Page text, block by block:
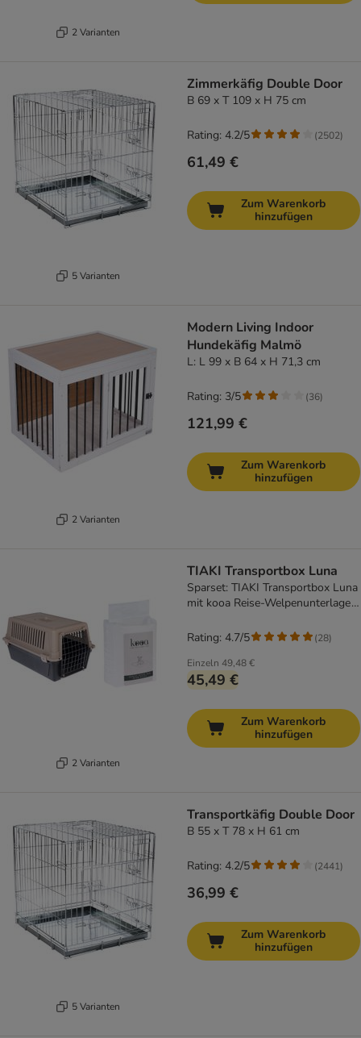
2 Varianten
5 Varianten
Zimmerkäfig Double Door
B 69 x T 109 x H 75 cm
61,49 €
Rating: 4.2/5 (2502)
Zum Warenkorb
hinzufügen
2 Varianten
Modern Living Indoor
Hundekäfig Malmö
L: L 99 x B 64 x H 71,3 cm
121,99 €
Rating: 3/5 (36)
Zum Warenkorb
hinzufügen
2 Varianten
TIAKI Transportbox Luna
Sparset: TIAKI Transportbox Luna
mit kooa Reise-Welpenunterlage
Einzeln 49,48 €
45,49 €
Rating: 4.7/5 (28)
Zum Warenkorb
hinzufügen
5 Varianten
Transportkäfig Double Door
B 55 x T 78 x H 61 cm
36,99 €
Rating: 4.2/5 (2441)
Zum Warenkorb
hinzufügen